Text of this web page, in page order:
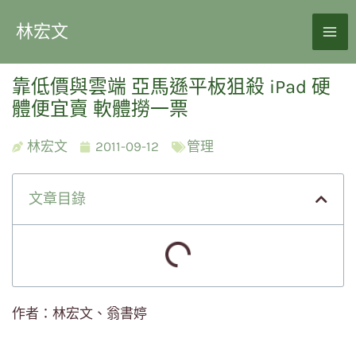
林宏文
靠低價與雲端 亞馬遜平板狙殺 iPad 硬
體便宜賣 軟體撈一票
林宏文 2011-09-12 管理
文章目錄
作者：林宏文、翁書婷